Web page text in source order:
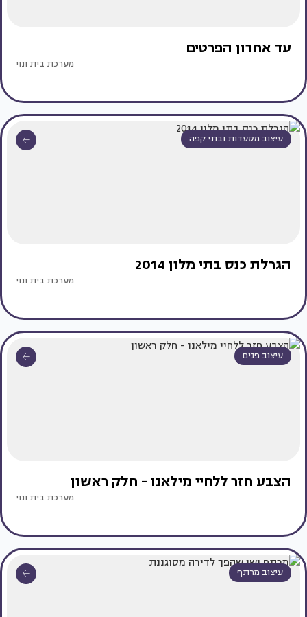
עד אחרון הפרטים
מערכת בית ונוי
עיצוב מסעדות ובתי קפה
הגרלת כנס בתי מלון 2014
מערכת בית ונוי
עיצוב פנים
הצבע חזר ללחיי מילאנו - חלק ראשון
מערכת בית ונוי
עיצוב מרתף